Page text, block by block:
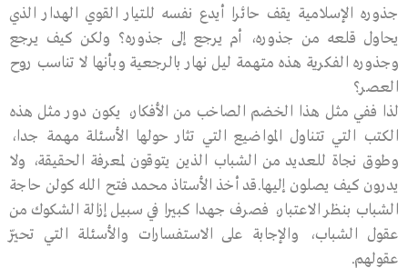
جذوره الإسلامية يقف حائرا أيدع نفسه للتيار القوي الهدار الذي
يحاول قلعه من جذوره، أم يرجع إلى جذوره؟ ولكن كيف يرجع
وجذوره الفكرية هذه متهمة ليل نهار بالرجعية وبأنها لا تناسب روح
العصر؟
لذا ففي مثل هذا الخضم الصاخب من الأفكار، يكون دور مثل هذه
الكتب التي تتناول المواضيع التي تثار حولها الأسئلة مهمة جدا،
وطوق نجاة للعديد من الشباب الذين يتوقون لمعرفة الحقيقة، ولا
يدرون كيف يصلون إليها.قد أخذ الأستاذ محمد فتح الله كولن حاجة
الشباب بنظر الاعتبار، فصرف جهدا كبيرا في سبيل إزالة الشكوك من
عقول الشباب، والإجابة على الاستفسارات والأسئلة التي تحيّر
عقولهم.